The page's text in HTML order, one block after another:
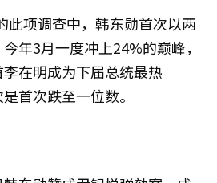
此项调查中，韩东勋首次以两
年3月一度冲上24%的巅峰，
在明成为下届总统最热
首次跌至一位数。